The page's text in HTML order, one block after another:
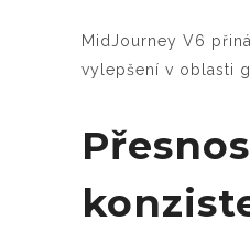
MidJourney V6
vylepšení v oblasti